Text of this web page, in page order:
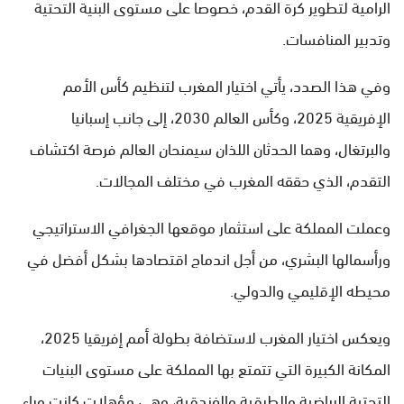
الرامية لتطوير كرة القدم، خصوصا على مستوى البنية التحتية
وتدبير المنافسات.
وفي هذا الصدد، يأتي اختيار المغرب لتنظيم كأس الأمم
الإفريقية 2025، وكأس العالم 2030، إلى جانب إسبانيا
والبرتغال، وهما الحدثان اللذان سيمنحان العالم فرصة اكتشاف
التقدم، الذي حققه المغرب في مختلف المجالات.
وعملت المملكة على استثمار موقعها الجغرافي الاستراتيجي
ورأسمالها البشري، من أجل اندماج اقتصادها بشكل أفضل في
محيطه الإقليمي والدولي.
ويعكس اختيار المغرب لاستضافة بطولة أمم إفريقيا 2025،
المكانة الكبيرة التي تتمتع بها المملكة على مستوى البنيات